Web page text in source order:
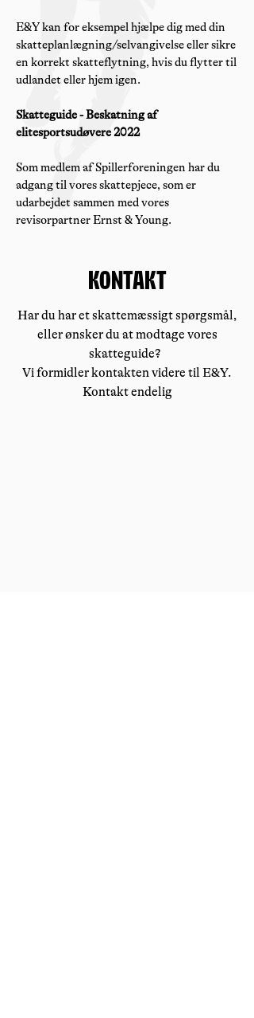
E&Y kan for eksempel hjælpe dig med din
skatteplanlægning/selvangivelse eller sikre
en korrekt skatteflytning, hvis du flytter til
udlandet eller hjem igen.
Skatteguide - Beskatning af
elitesportsudøvere 2022
Som medlem af Spillerforeningen har du
adgang til vores skattepjece, som er
udarbejdet sammen med vores
revisorpartner Ernst & Young.
Kontakt
Hardu har et skattemæssigt spørgsmål,
eller ønsker du at modtage vores
skatteguide?
Vi formidler kontakten videre til E&Y.
Kontakt endelig